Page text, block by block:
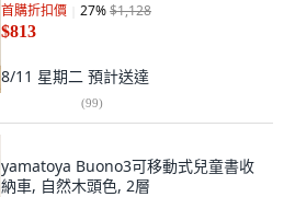
首購折扣價 27%$1,128
$813
8/11 星期二 預計送達
(99)
yamatoya Buono3可移動式兒童書收
納車, 自然木頭色, 2層